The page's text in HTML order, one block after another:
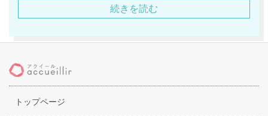
クトショップ等では人気のラインとなっています。ブランド
たボーダー柄のカットソーが挙げられ、ピタッとタイトなシ
体験することができます。その他の肌着やインナーもシンプ
ルながら無駄のないデザインは多くのキレイ目カジュアルフ
ァッションに相性がよくいのですが、首元や袖口も窮屈な感
続きを読む
トップページ